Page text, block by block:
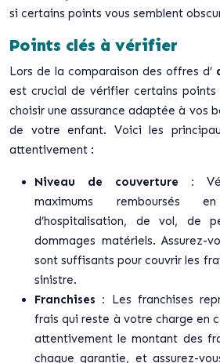
si certains points vous semblent
Points clés à vérifier
Lors de la comparaison des offres d’
est crucial de vérifier certains points
choisir une assurance adaptée à vos
de votre enfant. Voici les
attentivement :
Niveau de couverture :
maximums remboursés
d’hospitalisation, de vol, de
dommages matériels. Assurez-
sont suffisants pour couvrir les
sinistre.
Franchises : Les franchises
frais qui reste à votre charge en
attentivement le montant des
chaque garantie, et assurez-